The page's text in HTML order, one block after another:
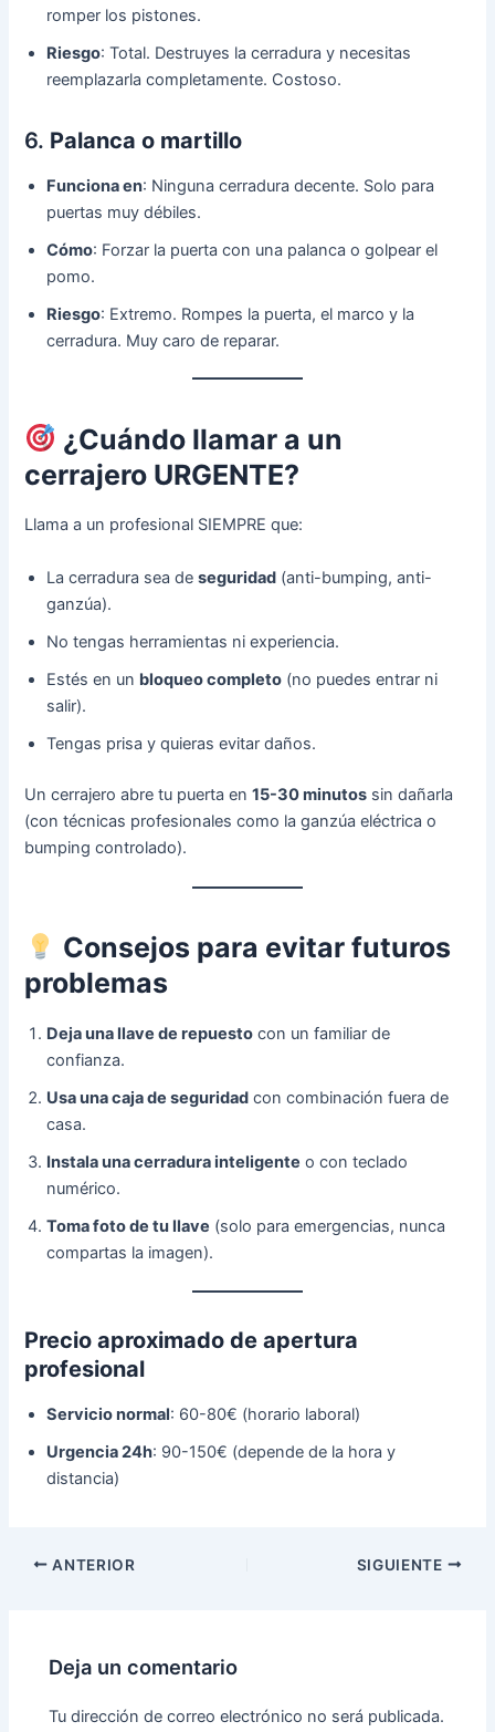
romper los pistones.
Riesgo: Total. Destruyes la cerradura y necesitas
reemplazarla completamente. Costoso.
6. Palanca o martillo
Funciona en: Ninguna cerradura decente. Solo para
puertas muy débiles.
Cómo: Forzar la puerta con una palanca o golpear el
pomo.
Riesgo: Extremo. Rompes la puerta, el marco y la
cerradura. Muy caro de reparar.
¿Cuándo llamar a un
cerrajero URGENTE?
Llama a un profesional SIEMPRE que:
La cerradura sea deseguridad (anti-bumping, anti-
ganzúa).
No tengas herramientas ni experiencia.
Estés en un bloqueo completo (no puedes entrar ni
salir).
Tengas prisa y quieras evitar daños.
Un cerrajero abre tu puerta en15-30 minutos sin dañarla
(con técnicas profesionales como la ganzúa eléctrica o
bumping controlado).
Consejos para evitar futuros
problemas
Deja una llave de repuesto con un familiar de
confianza.
Usa una caja de seguridad con combinación fuera de
casa.
Instala una cerradura inteligente o con teclado
numérico.
Toma foto de tu llave (solo para emergencias, nunca
compartas la imagen).
Precio aproximado de apertura
profesional
Servicio normal: 60-80€ (horario laboral)
Urgencia 24h: 90-150€ (depende de la hora y
distancia)
ANTERIOR SIGUIENTE
Deja un comentario
Tu dirección de correo electrónico no será publicada.